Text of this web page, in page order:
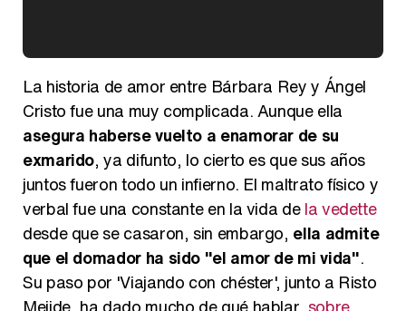
Así se tomó Felipe VI que la Infanta Sofía no quisiera recibir formación militar
La historia de amor entre Bárbara Rey y Ángel
Cristo fue una muy complicada. Aunque ella
asegura haberse vuelto a enamorar de su
exmarido, ya difunto, lo cierto es que sus años
juntos fueron todo un infierno. El maltrato físico y
verbal fue una constante en la vida dela vedette
desde que se casaron, sin embargo, ella admite
que el domador ha sido "el amor de mi vida".
Su paso por 'Viajando con chéster', junto a Risto